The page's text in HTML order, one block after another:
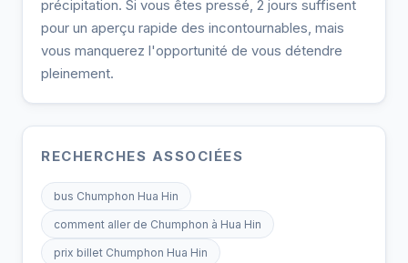
précipitation. Si vous êtes pressé, 2 jours suffisent
pour un aperçu rapide des incontournables, mais
vous manquerez l'opportunité de vous détendre
pleinement.
RECHERCHES ASSOCIÉES
bus Chumphon Hua Hin
comment aller de Chumphon à Hua Hin
prix billet Chumphon Hua Hin